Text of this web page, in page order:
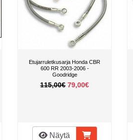
Etujarruletkusarja Honda CBR
600 RR 2003-2006 -
Goodridge
115,00€ 79,00€
Näytä